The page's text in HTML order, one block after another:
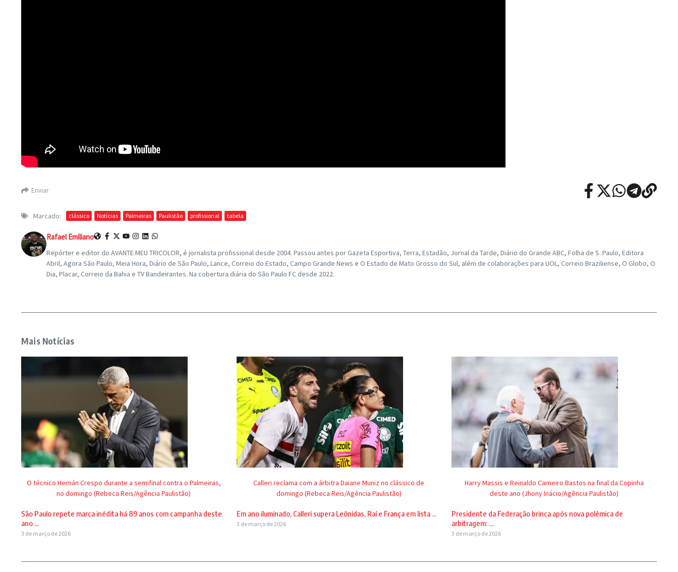
Enviar
Marcado: clássico Notícias Palmeiras Paulistão profissional tabela
Rafael Emiliano
Repórter e editor do AVANTE MEU TRICOLOR, é jornalista profissional desde 2004. Passou antes por Gazeta Esportiva, Terra, Estadão, Jornal da Tarde, Diário do Grande ABC, Folha de S. Paulo, Editora
Abril, Agora São Paulo, Meia Hora, Diário de São Paulo, Lance, Correio do Estado, Campo Grande News e O Estado de Mato Grosso do Sul, além de colaborações para UOL, Correio Braziliense, O Globo, O
Dia, Placar, Correio da Bahia e TV Bandeirantes. Na cobertura diária do São Paulo FC desde 2022.
Mais Notícias
O técnico Hernán Crespo durante a semifinal contra o Palmeiras,
no domingo (Rebeca Reis/Agência Paulistão)
São Paulo repete marca inédita há 89 anos com campanha deste
ano ...
3 de março de 2026
Calleri reclama com a árbitra Daiane Muniz no clássico de
domingo (Rebeca Reis/Agência Paulistão)
Em ano iluminado, Calleri supera Leônidas, Raí e França em lista ...
3 de março de 2026
Harry Massis e Reinaldo Carneiro Bastos na final da Copinha
deste ano (Jhony Inácio/Agência Paulistão)
Presidente da Federação brinca após nova polêmica de
arbitragem: ...
3 de março de 2026